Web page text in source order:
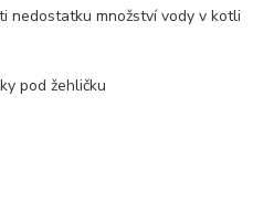
nedostatku množství vody v kotli
pod žehličku